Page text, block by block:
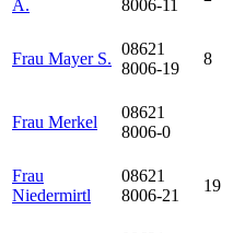
A.
8006-11
Frau Mayer S.
08621
8006-19
8
Frau Merkel
08621
8006-0
Frau
Niedermirtl
08621
8006-21
19